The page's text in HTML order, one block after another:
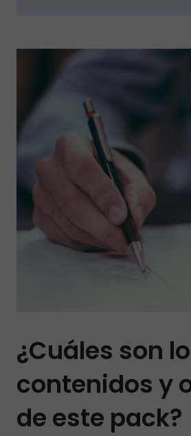
¿Cuáles son
contenidos y
de este pack?